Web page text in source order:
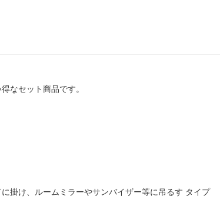
なセット商品です。
掛け、ルームミラーやサンバイザー等に吊るす タイプ